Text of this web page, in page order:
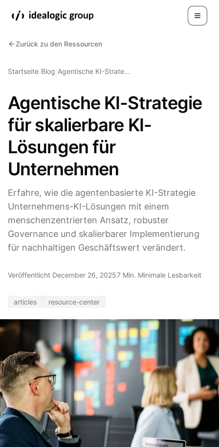
Zurück zu den Ressourcen
Startseite/Blog/Agentische KI-Strate…
Agentische KI-Strategie
für skalierbare KI-
Lösungen für
Unternehmen
Erfahre, wie die agentenbasierte KI-Strategie
Unternehmens-KI-Lösungen mit einem
menschenzentrierten Ansatz, robuster
Governance und skalierbarer Implementierung
für nachhaltigen Geschäftswert verändert.
Veröffentlicht December 26, 20257 Min. Minimale Lesbarkeit
articles resource-center